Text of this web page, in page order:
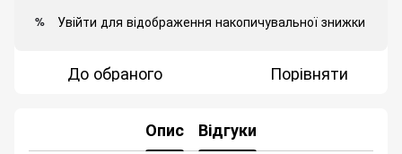
% Увійти для відображення накопичувальної знижки
До обраного Порівняти
Опис Відгуки